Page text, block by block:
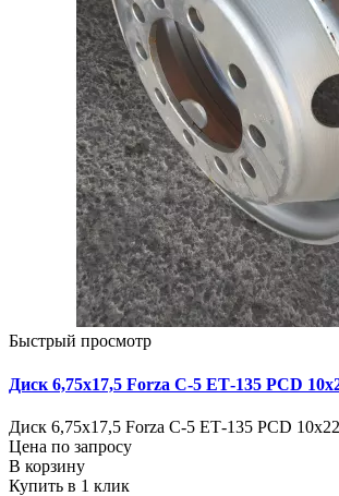
Быстрый просмотр
Диск 6,75х17,5 Forza C-5 ЕТ-135 PCD
Диск 6,75х17,5 Forza C-5 ЕТ-135 PCD
Цена по запросу
В корзину
Купить в 1 клик